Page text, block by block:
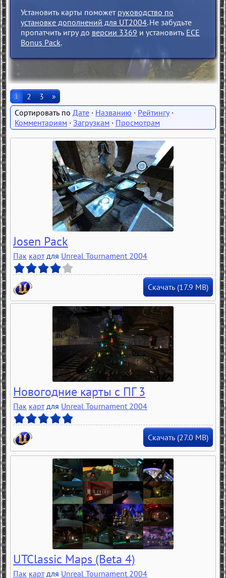
Установить карты поможет руководство по
установке дополнений для UT2004. Не забудьте
пропатчить игру до версии 3369 и установить ECE
Bonus Pack.
1 2 3
»
Дате · Названию · Рейтингу·
Комментариям · Загрузкам · Просмотрам
Josen Pack
Пак картдля Unreal Tournament 2004
Скачать (17.9 MB)
Новогодние карты с ПГ 3
Пак картдля Unreal Tournament 2004
Скачать (27.0 MB)
UTClassic Maps (Beta 4)
Пак картдля Unreal Tournament 2004